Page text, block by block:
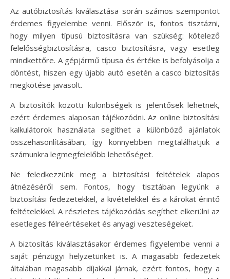
Az autóbiztosítás kiválasztása során számos szempontot
érdemes figyelembe venni. Először is, fontos tisztázni,
hogy milyen típusú biztosításra van szükség: kötelező
felelősségbiztosításra, casco biztosításra, vagy esetleg
mindkettőre. A gépjármű típusa és értéke is befolyásolja a
döntést, hiszen egy újabb autó esetén a casco biztosítás
megkötése javasolt.
A biztosítók közötti különbségek is jelentősek lehetnek,
ezért érdemes alaposan tájékozódni. Az online biztosítási
kalkulátorok használata segíthet a különböző ajánlatok
összehasonlításában, így könnyebben megtalálhatjuk a
számunkra legmegfelelőbb lehetőséget.
Ne feledkezzünk meg a biztosítási feltételek alapos
átnézéséről sem. Fontos, hogy tisztában legyünk a
biztosítási fedezetekkel, a kivételekkel és a károkat érintő
feltételekkel. A részletes tájékozódás segíthet elkerülni az
esetleges félreértéseket és anyagi veszteségeket.
A biztosítás kiválasztásakor érdemes figyelembe venni a
saját pénzügyi helyzetünket is. A magasabb fedezetek
általában magasabb díjakkal járnak, ezért fontos, hogy a